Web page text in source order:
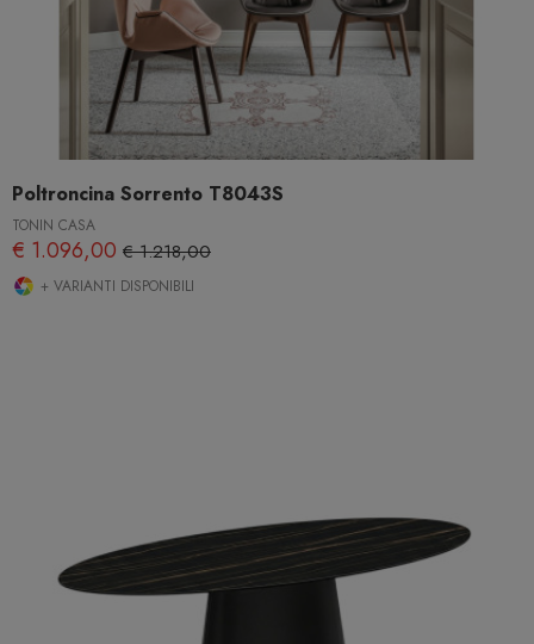
Poltroncina Sorrento T8043S
TONIN CASA
€ 1.096,00 € 1.218,00
+ VARIANTI DISPONIBILI